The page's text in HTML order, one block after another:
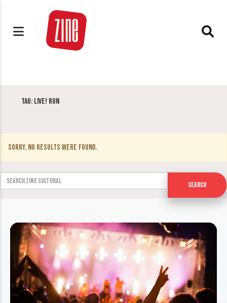
Tag: LIVE! Run
Sorry, no results were found.
Search for:
Search